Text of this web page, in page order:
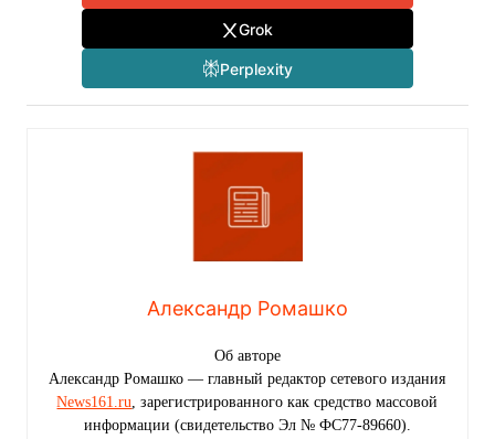
Grok
Perplexity
Александр Ромашко
Об авторе
Александр Ромашко — главный редактор сетевого издания
News161.ru, зарегистрированного как средство массовой
информации (свидетельство Эл № ФС77-89660).